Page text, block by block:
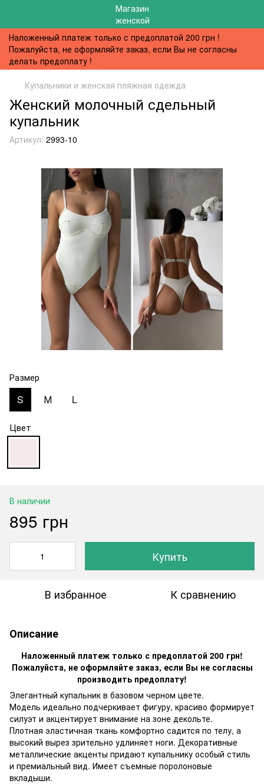
Наложенный платеж только с предоплатой 200 грн !
Пожалуйста, не оформляйте заказ, если Вы не согласны
делать предоплату !
Купальники и женская пляжная одежда
Женский молочный сдельный
купальник
Артикул: 2993-10
Размер
S М L
Цвет
В наличии
895 грн
Купить
В избранное К сравнению
Описание
Наложенный платеж только с предоплатой 200 грн!
Пожалуйста, не оформляйте заказ, если Вы не согласны
производить предоплату!
Элегантный купальник в базовом черном цвете.
Модель идеально подчеркивает фигуру, красиво формирует
силуэт и акцентирует внимание на зоне декольте.
Плотная эластичная ткань комфортно садится по телу, а
высокий вырез зрительно удлиняет ноги. Декоративные
металлические акценты придают купальнику особый стиль
и премиальный вид. Имеет съемные поролоновые
вкладыши.